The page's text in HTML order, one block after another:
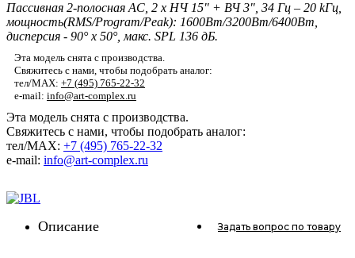
Пассивная 2-полосная АС, 2 x НЧ 15" + ВЧ 3", 34 Гц – 20 kГц,
мощность(RMS/Program/Peak): 1600Вт/3200Вт/6400Вт,
дисперсия - 90° x 50°, макс. SPL 136 дБ.
Эта модель снята с производства.
Свяжитесь с нами, чтобы подобрать аналог:
тел/MAX: +7 (495) 765-22-32
e-mail: info@art-complex.ru
Эта модель снята с производства.
Свяжитесь с нами, чтобы подобрать аналог:
тел/MAX: +7 (495) 765-22-32
e-mail: info@art-complex.ru
Описание Задать вопрос по товару